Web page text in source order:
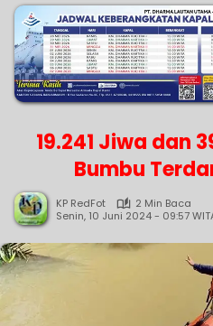
19.241 Jiwa dan
Bumbu
KP RedFot
2 Min Baca
Senin, 10 Juni 2024 - 09:57